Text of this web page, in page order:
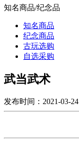
知名商品/纪念品
知名商品
纪念商品
古玩选购
自选采购
武当武术
发布时间：2021-03-24